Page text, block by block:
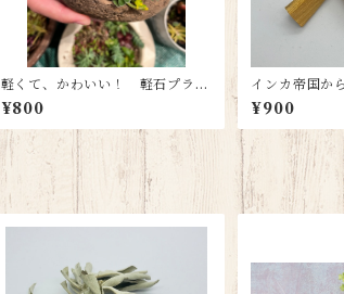
軽くて、かわいい！ 軽石プラン
ターミニタイプ
¥800
インカ帝国か
ト【10cm✖️3
¥900